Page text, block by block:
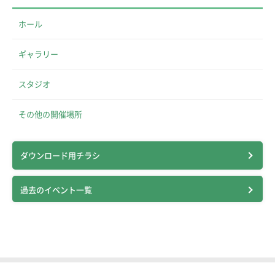
ホール
ギャラリー
スタジオ
その他の開催場所
ダウンロード用チラシ
過去のイベント一覧